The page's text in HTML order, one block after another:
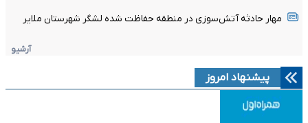
مهار حادثه آتش‌سوزی در منطقه حفاظت شده لشگر شهرستان ملایر
آرشیو
پیشنهاد امروز